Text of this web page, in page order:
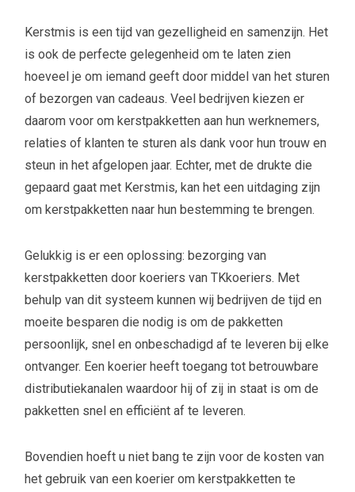
Kerstmis is een tijd van gezelligheid en samenzijn. Het
is ook de perfecte gelegenheid om te laten zien
hoeveel je om iemand geeft door middel van het sturen
of bezorgen van cadeaus. Veel bedrijven kiezen er
daarom voor om kerstpakketten aan hun werknemers,
relaties of klanten te sturen als dank voor hun trouw en
steun in het afgelopen jaar. Echter, met de drukte die
gepaard gaat met Kerstmis, kan het een uitdaging zijn
om kerstpakketten naar hun bestemming te brengen.
Gelukkig is er een oplossing: bezorging van
kerstpakketten door koeriers van TKkoeriers. Met
behulp van dit systeem kunnen wij bedrijven de tijd en
moeite besparen die nodig is om de pakketten
persoonlijk, snel en onbeschadigd af te leveren bij elke
ontvanger. Een koerier heeft toegang tot betrouwbare
distributiekanalen waardoor hij of zij in staat is om de
pakketten snel en efficiënt af te leveren.
Bovendien hoeft u niet bang te zijn voor de kosten van
het gebruik van een koerier om kerstpakketten te